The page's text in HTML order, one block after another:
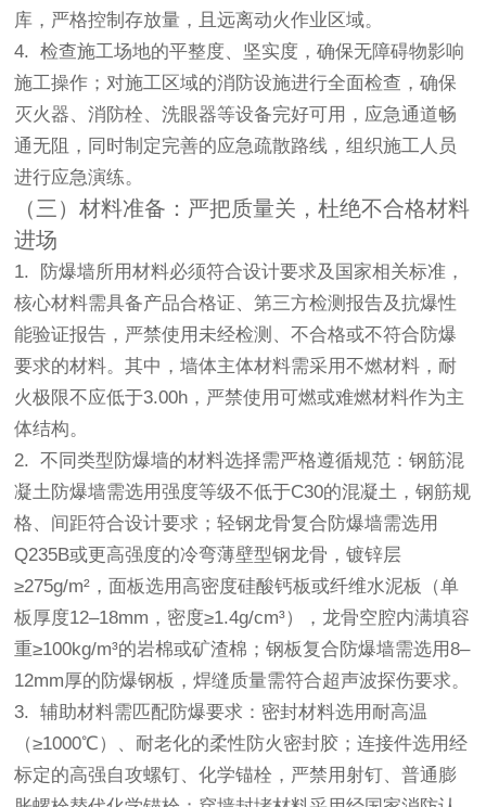
库，严格控制存放量，且远离动火作业区域。
4. 检查施工场地的平整度、坚实度，确保无障碍物影响
施工操作；对施工区域的消防设施进行全面检查，确保
灭火器、消防栓、洗眼器等设备完好可用，应急通道畅
通无阻，同时制定完善的应急疏散路线，组织施工人员
进行应急演练。
（三）材料准备：严把质量关，杜绝不合格材料
进场
1. 防爆墙所用材料必须符合设计要求及国家相关标准，
核心材料需具备产品合格证、第三方检测报告及抗爆性
能验证报告，严禁使用未经检测、不合格或不符合防爆
要求的材料。其中，墙体主体材料需采用不燃材料，耐
火极限不应低于3.00h，严禁使用可燃或难燃材料作为主
体结构。
2. 不同类型防爆墙的材料选择需严格遵循规范：钢筋混
凝土防爆墙需选用强度等级不低于C30的混凝土，钢筋规
格、间距符合设计要求；轻钢龙骨复合防爆墙需选用
Q235B或更高强度的冷弯薄壁型钢龙骨，镀锌层
≥275g/m²，面板选用高密度硅酸钙板或纤维水泥板（单
板厚度12–18mm，密度≥1.4g/cm³），龙骨空腔内满填容
重≥100kg/m³的岩棉或矿渣棉；钢板复合防爆墙需选用8–
12mm厚的防爆钢板，焊缝质量需符合超声波探伤要求。
3. 辅助材料需匹配防爆要求：密封材料选用耐高温
（≥1000℃）、耐老化的柔性防火密封胶；连接件选用经
标定的高强自攻螺钉、化学锚栓，严禁用射钉、普通膨